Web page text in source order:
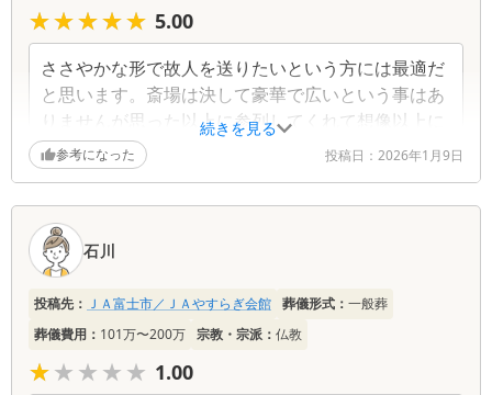
続きを見る
★★★★★
★★★★★ 5.00
ささやかな形で故人を送りたいという方には最適だ
と思います。斎場は決して豪華で広いという事はあ
りませんが思った以上に参列してくれて想像以上に
はるかに賑やかになり故人も喜んだんじゃないかと
思います。よくあるスタッフが色々やってくれると
いう事はないので親族が動く事も多いですが、担当
の方が色々教えてくれて無事葬儀を行う事ができま
した。ベテランの担当さんなのでわからない事は聞
けばすぐ教えてくれるので特に困ったことはありま
せん。急に決めなければならず初めての事なので本
当に助かりました。感謝しかありません。 ありがと
うございました。
参考になった 投稿日： 2026年1月9日
石川
投稿先： ＪＡ富士市／ＪＡやすらぎ会館 葬儀形式： 一般葬
葬儀費用： 101万〜200万 宗教・宗派： 仏教
★★★★★
★★★★★ 1.00